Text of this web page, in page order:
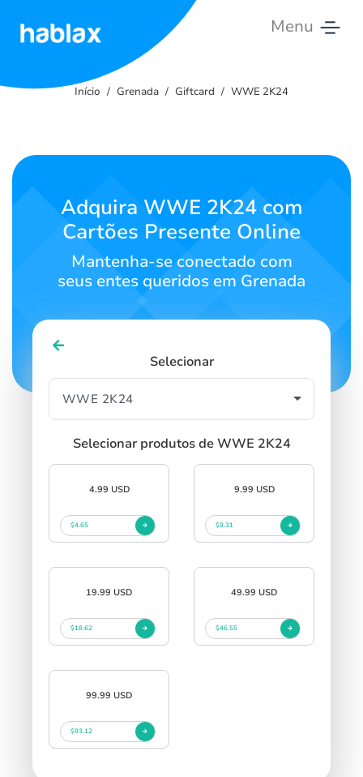
Menu
Contate-
Português
SIGN IN
Início Grenada Giftcard WWE 2K24
Adquira WWE 2K24 com
Cartões Presente Online
Mantenha-se conectado com
seus entes queridos em Grenada
Selecionar
Selecionar produtos de WWE 2K24
4.99 USD
$4.65
9.99 USD
$9.31
19.99 USD
$18.62
49.99 USD
$46.55
99.99 USD
$93.12